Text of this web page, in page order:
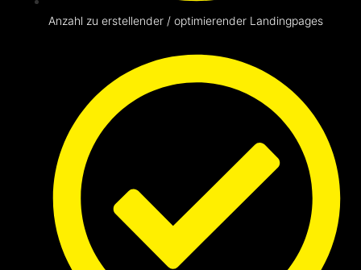
Anzahl zu erstellender / optimierender Landingpages